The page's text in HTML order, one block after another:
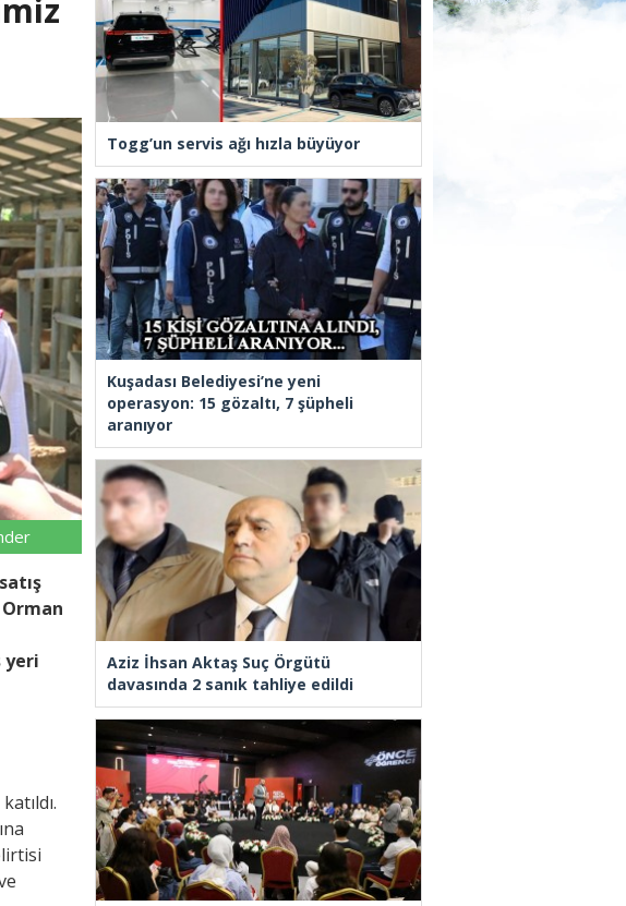
yeri
Togg’un servis ağı hızla büyüyor
Kuşadası Belediyesi’ne yeni
operasyon: 15 gözaltı, 7 şüpheli
aranıyor
Aziz İhsan Aktaş Suç Örgütü
davasında 2 sanık tahliye edildi